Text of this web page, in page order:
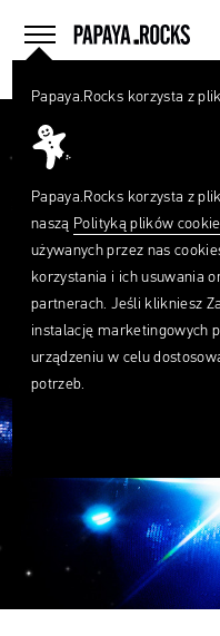
menu
home
Papaya.Rocks korzysta z
Papaya.Rocks korzysta z
naszą Polityką plików
używanych przez nas
korzystania i ich usuwania
partnerach. Jeśli klikniesz
instalację marketingowych
urządzeniu w celu
potrzeb.
Czego
szukasz?